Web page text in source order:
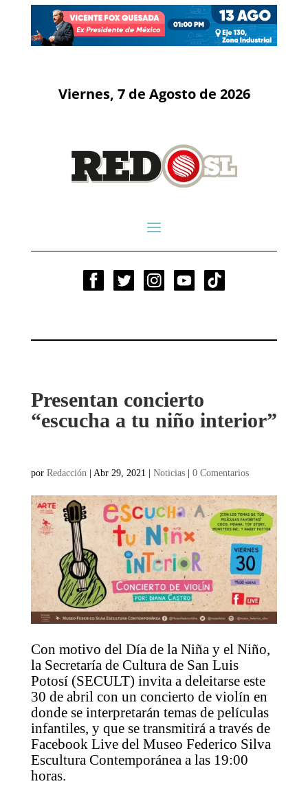
Viernes, 7 de Agosto de 2026
Presentan concierto
“escucha a tu niño interior”
por Redacción | Abr 29, 2021 | Noticias| 0 Comentarios
Con motivo del Día de la Niña y el Niño,
la Secretaría de Cultura de San Luis
Potosí (SECULT) invita a deleitarse este
30 de abril con un concierto de violín en
donde se interpretarán temas de películas
infantiles, y que se transmitirá a través de
Facebook Live del Museo Federico Silva
Escultura Contemporánea a las 19:00
horas.